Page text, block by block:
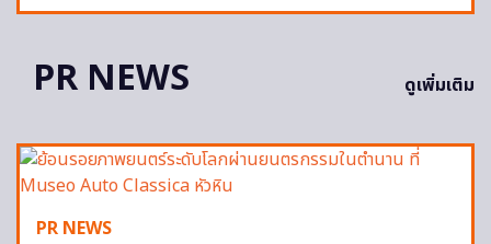
PR NEWS ดูเพิ่มเติม
PR NEWS